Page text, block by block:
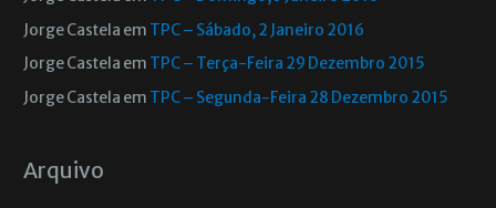
Jorge Castela em TPC – Sábado, 2 Janeiro 2016
Jorge Castela em TPC – Terça-Feira 29 Dezembro 2015
Jorge Castela em TPC – Segunda-Feira 28 Dezembro 2015
Arquivo